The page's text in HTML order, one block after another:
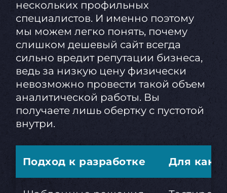
нескольких профильных
специалистов. И именно поэтому
мы можем легко понять, почему
слишком дешевый сайт всегда
сильно вредит репутации бизнеса,
ведь за низкую цену физически
невозможно провести такой объем
аналитической работы. Вы
получаете лишь обертку с пустотой
внутри.
Подход к разработке Для